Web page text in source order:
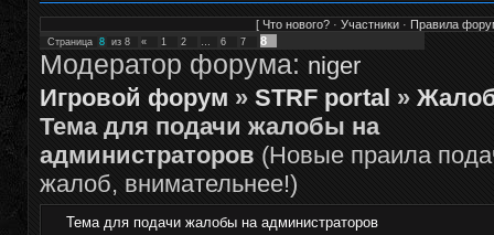
[ Что нового?· Участники· Правила
Страница 8 из 8 « 1 2 … 6 7 8
Модератор форума: niger
Игровой форум » STRF portal »
Тема для подачи жалобы на
администраторов (Новые праила
жалоб, внимательнее!)
Тема для подачи жалобы на администраторов